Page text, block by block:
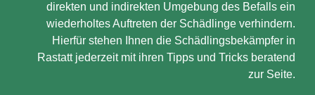
direkten und indirekten Umgebung des Befalls ein
wiederholtes Auftreten der Schädlinge verhindern.
Hierfür stehen Ihnen die Schädlingsbekämpfer in
Rastatt jederzeit mit ihren Tipps und Tricks beratend
zur Seite.